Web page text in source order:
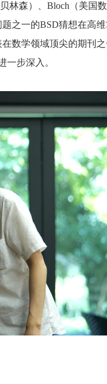
林森）、 Bloch （美国
之一的BSD猜想在高
数学领域顶尖的期刊
一步深入。